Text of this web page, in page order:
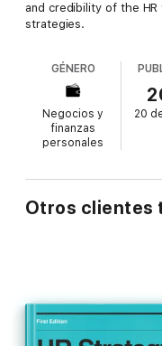
and credibility of the HR
strategies.
GÉNERO
Negocios y
finanzas
personales
20
Otros clientes